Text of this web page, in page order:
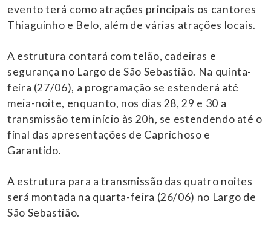
evento terá como atrações principais os cantores
Thiaguinho e Belo, além de várias atrações locais.
A estrutura contará com telão, cadeiras e
segurança no Largo de São Sebastião. Na quinta-
feira (27/06), a programação se estenderá até
meia-noite, enquanto, nos dias 28, 29 e 30 a
transmissão tem início às 20h, se estendendo até o
final das apresentações de Caprichoso e
Garantido.
A estrutura para a transmissão das quatro noites
será montada na quarta-feira (26/06) no Largo de
São Sebastião.